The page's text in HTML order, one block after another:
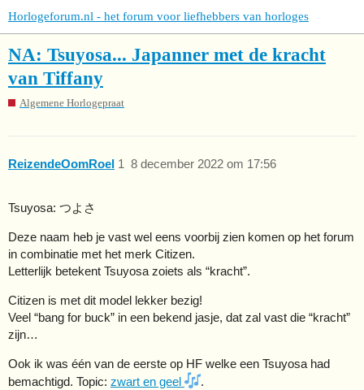
Horlogeforum.nl - het forum voor liefhebbers van horloges
NA: Tsuyosa... Japanner met de kracht
van Tiffany
Algemene Horlogepraat
ReizendeOomRoel 8 december 2022 om 17:56
1
Tsuyosa: つよさ
Deze naam heb je vast wel eens voorbij zien komen op het forum
in combinatie met het merk Citizen.
Letterlijk betekent Tsuyosa zoiets als “kracht”.
Citizen is met dit model lekker bezig!
Veel “bang for buck” in een bekend jasje, dat zal vast die “kracht”
zijn…
Ook ik was één van de eerste op HF welke een Tsuyosa had
bemachtigd. Topic: zwart en geel
.